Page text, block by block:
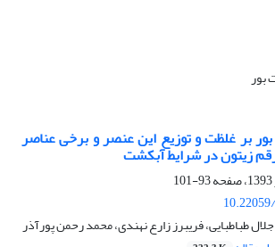
بور
بور بر غلظت و توزیع این عنصر و برخی عناصر
زیتون در شرایط آبکشت
93-101
طباطبایی، فریبرز زارع نهندی، محمد رحمن پورآذر